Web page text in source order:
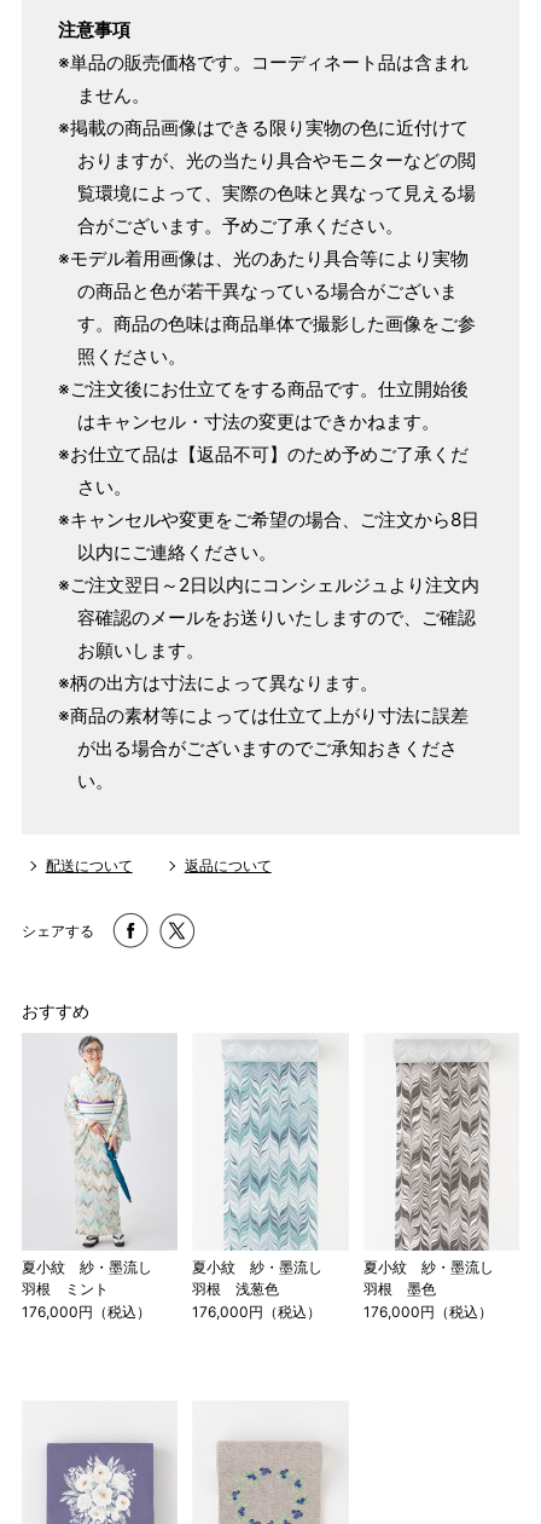
ヒップを目安にサイズをお選びいただく）
マイサイズでお仕立て（お客様の希望サイズでお仕立て）
店舗で採寸（お近くの店舗でスタッフが採寸）
サイズ 身長目安 ヒップ目安 身丈
S
～155cm
～90cm
4尺5分
SW ～95cm
4尺1寸
MW ～100cm
163cm
4尺3寸
1 寸法は鯨尺（くじらじゃく）寸法です。もともと鯨のひげ
で作られた道具で測っていたので鯨尺と言います。
単位：１尺＝約38cm １寸＝約3.8cm １分＝約0.38cm
2 鯨尺寸法となりますので上表の cm はおおよその長さとな
ります。
3 反物の巾により表記の裄のサイズが出ない場合がございま
す。その際は、目一杯での寸法とさせていただきます。
注意事項
※単品の販売価格です。コーディネート品は含まれ
ません。
※掲載の商品画像はできる限り実物の色に近付けて
おりますが、光の当たり具合やモニターなどの閲
覧環境によって、実際の色味と異なって見える場
合がございます。予めご了承ください。
※モデル着用画像は、光のあたり具合等により実物
の商品と色が若干異なっている場合がございま
す。商品の色味は商品単体で撮影した画像をご参
照ください。
※ご注文後にお仕立てをする商品です。仕立開始後
はキャンセル・寸法の変更はできかねます。
※お仕立て品は【返品不可】のため予めご了承くだ
さい。
※キャンセルや変更をご希望の場合、ご注文から8日
以内にご連絡ください。
※ご注文翌日～2日以内にコンシェルジュより注文内
容確認のメールをお送りいたしますので、ご確認
お願いします。
※柄の出方は寸法によって異なります。
※商品の素材等によっては仕立て上がり寸法に誤差
が出る場合がございますのでご承知おきくださ
い。
配送について 返品について
シェアする
おすすめ
夏小紋 紗・墨流し
羽根 ミント
176,000円（税込）
夏小紋 紗・墨流し
羽根 浅葱色
176,000円（税込）
夏小紋 紗・墨流し
羽根 墨色
176,000円（税込）